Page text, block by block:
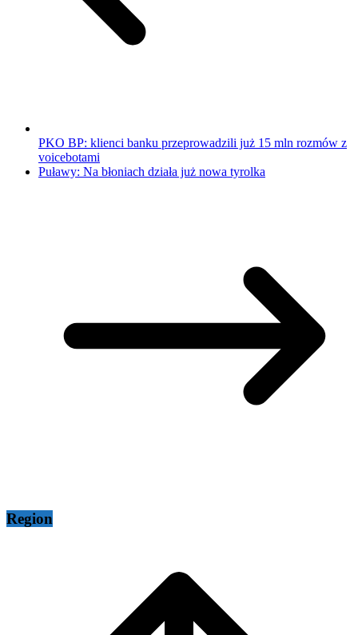
PKO BP: klienci banku przeprowadzili już 15 mln rozmów z
voicebotami
Puławy: Na błoniach działa już nowa tyrolka
Region